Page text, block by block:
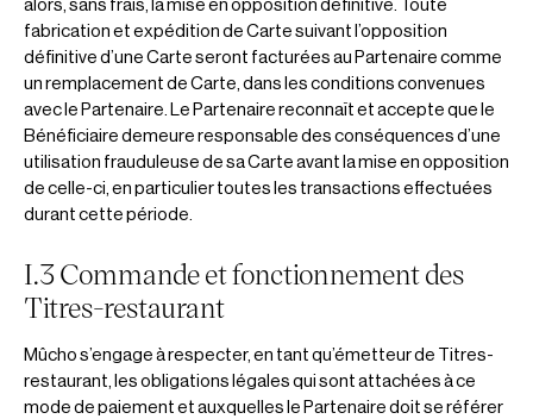
alors, sans frais, la mise en opposition définitive. Toute
fabrication et expédition de Carte suivant l’opposition
définitive d’une Carte seront facturées au Partenaire comme
un remplacement de Carte, dans les conditions convenues
avec le Partenaire. Le Partenaire reconnaît et accepte que le
Bénéficiaire demeure responsable des conséquences d’une
utilisation frauduleuse de sa Carte avant la mise en opposition
de celle-ci, en particulier toutes les transactions effectuées
durant cette période.
I.3 Commande et fonctionnement des
Titres-restaurant
Mûcho s’engage à respecter, en tant qu’émetteur de Titres-
restaurant, les obligations légales qui sont attachées à ce
mode de paiement et auxquelles le Partenaire doit se référer